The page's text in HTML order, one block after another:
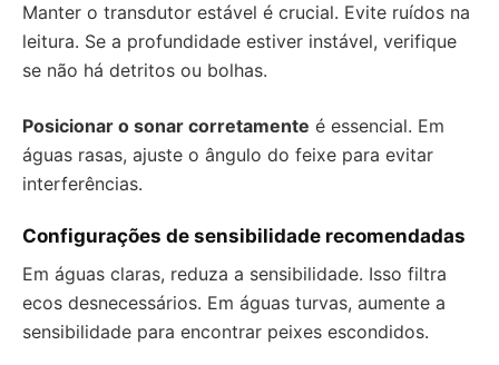
Manter o transdutor estável é crucial. Evite ruídos na
leitura. Se a profundidade estiver instável, verifique
se não há detritos ou bolhas.
Posicionar o sonar corretamente é essencial. Em
águas rasas, ajuste o ângulo do feixe para evitar
interferências.
Configurações de sensibilidade recomendadas
Em águas claras, reduza a sensibilidade. Isso filtra
ecos desnecessários. Em águas turvas, aumente a
sensibilidade para encontrar peixes escondidos.